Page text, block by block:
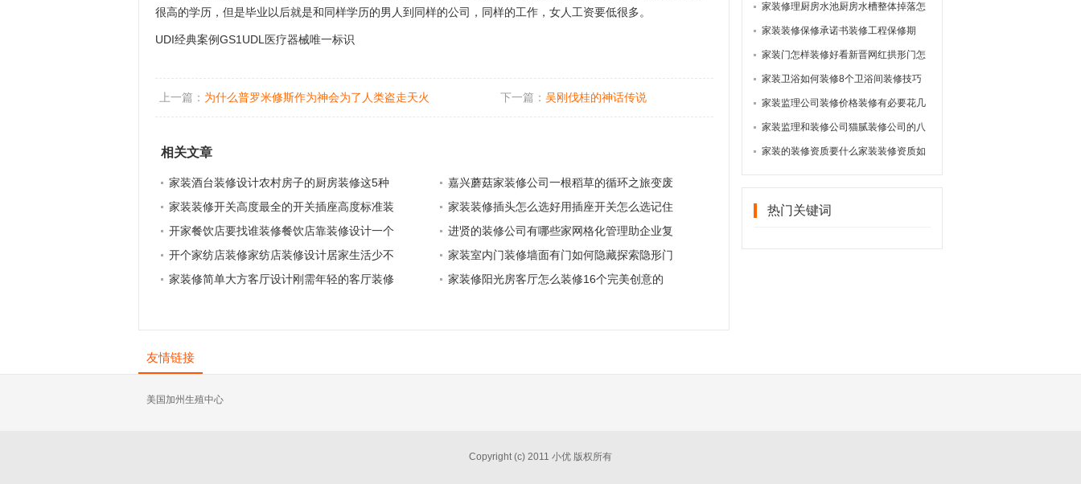
很高的学历，但是毕业以后就是和同样学历的男人到同样的公司，同样的工作，女人工资要低很多。
UDI经典案例GS1UDL医疗器械唯一标识
上一篇： 为什么普罗米修斯作为神会为了人类盗走天火 下一篇： 吴刚伐桂的神话传说
相关文章
家装酒台装修设计农村房子的厨房装修这5种
嘉兴蘑菇家装修公司一根稻草的循环之旅变废
家装装修开关高度最全的开关插座高度标准装
家装装修插头怎么选好用插座开关怎么选记住
开家餐饮店要找谁装修餐饮店靠装修设计一个
进贤的装修公司有哪些家网格化管理助企业复
开个家纺店装修家纺店装修设计居家生活少不
家装室内门装修墙面有门如何隐藏探索隐形门
家装修简单大方客厅设计刚需年轻的客厅装修
家装修阳光房客厅怎么装修16个完美创意的
选壁纸
家装修理厨房水池厨房水槽整体掉落怎
么办懒
家装装修保修承诺书装修工程保修期
家装门怎样装修好看新晋网红拱形门怎
样装才
家装卫浴如何装修8个卫浴间装修技巧
每条都
家装监理公司装修价格装修有必要花几
千元请
家装监理和装修公司猫腻装修公司的八
大装修
家装的装修资质要什么家装装修资质如
热门关键词
友情链接
美国加州生殖中心
Copyright (c) 2011 小优 版权所有